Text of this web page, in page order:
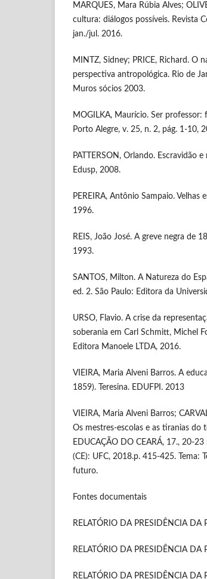
MARQUES, Mara Rúbia Alves;
cultura: diálogos possíveis. Revista
jan./jul. 2016.
MINTZ, Sidney; PRICE, Richard. O
perspectiva antropológica. Rio de
Muros sócios 2003.
MOGILKA, Maurício. Ser professor:
Porto Alegre, v. 25, n. 2, pág. 1-10,
PATTERSON, Orlando. Escravidão
Edusp, 2008.
PEREIRA, Antônio Sampaio. Velhas
1996.
REIS, João José. A greve negra de
1993.
SANTOS, Milton. A Natureza do
ed. 2. São Paulo: Editora da
URSO, Flavio. A crise da
soberania em Carl Schmitt, Michel
Editora Manoele LTDA, 2016.
VIEIRA, Maria Alveni Barros. A
1859). Teresina. EDUFPI. 2013
VIEIRA, Maria Alveni Barros;
Os mestres-escolas e as tiranias do
EDUCAÇÃO DO CEARÁ, 17., 20-23
(CE): UFC, 2018.p. 415-425. Tema:
futuro.
Fontes documentais
RELATÓRIO DA PRESIDÊNCIA DA
RELATÓRIO DA PRESIDÊNCIA DA
RELATÓRIO DA PRESIDÊNCIA DA